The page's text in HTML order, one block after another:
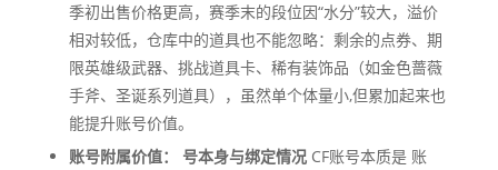
季初出售价格更高，赛季末的段位因“水分”较大，溢价
相对较低，仓库中的道具也不能忽略：剩余的点券、期
限英雄级武器、挑战道具卡、稀有装饰品（如金色蔷薇
手斧、圣诞系列道具），虽然单个体量小,但累加起来也
能提升账号价值。
账号附属价值： 号本身与绑定情况CF账号本质是 账